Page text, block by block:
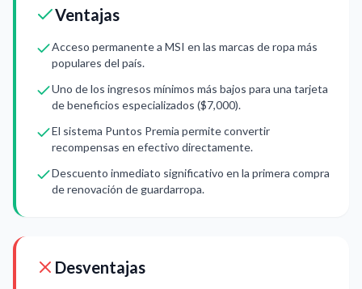
Ventajas
Acceso permanente a MSI en las marcas de ropa más
populares del país.
Uno de los ingresos mínimos más bajos para una tarjeta
de beneficios especializados ($7,000).
El sistema Puntos Premia permite convertir
recompensas en efectivo directamente.
Descuento inmediato significativo en la primera compra
de renovación de guardarropa.
Desventajas